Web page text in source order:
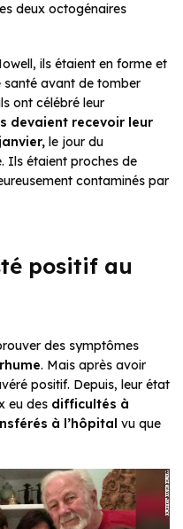
deux octogénaires
ils étaient en forme et
santé avant de tomber
ont célébré leur
devaient recevoir leur
le jour du
Ils étaient proches de
contaminés par
positif au
des symptômes
. Mais après avoir
positif. Depuis, leur état
eu des difficultés à
à l’hôpital vu que